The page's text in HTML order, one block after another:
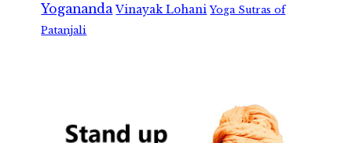
Yogananda Vinayak Lohani Yoga Sutras of
Patanjali